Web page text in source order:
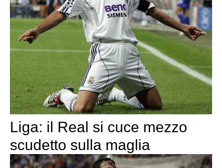
Liga: il Real si cuce mezzo
scudetto sulla maglia